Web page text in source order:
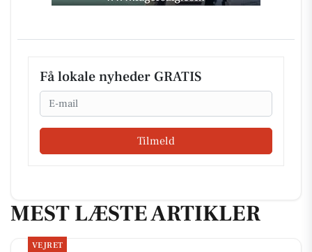
Få lokale nyheder GRATIS
Email
Tilmeld
MEST LÆSTE ARTIKLER
VEJRET